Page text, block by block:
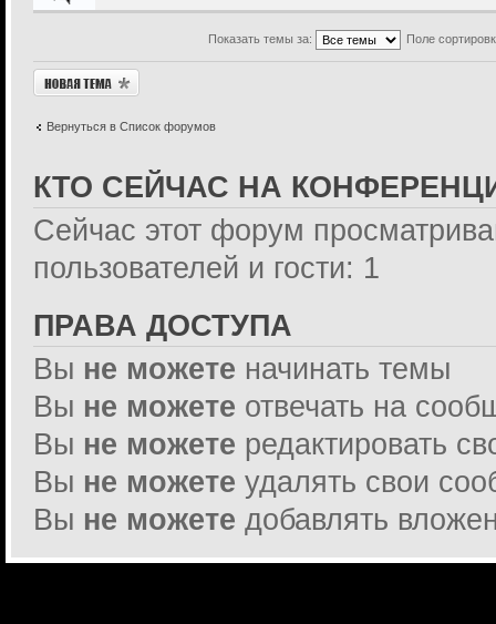
Показать темы за: Поле
Новая тема
Вернуться в Список форумов
КТО СЕЙЧАС НА
Сейчас этот форум
пользователей и гости: 1
ПРАВА ДОСТУПА
Вы не можете начинать темы
Вы не можете отвечать на
Вы не можете редактировать
Вы не можете удалять свои
Вы не можете добавлять